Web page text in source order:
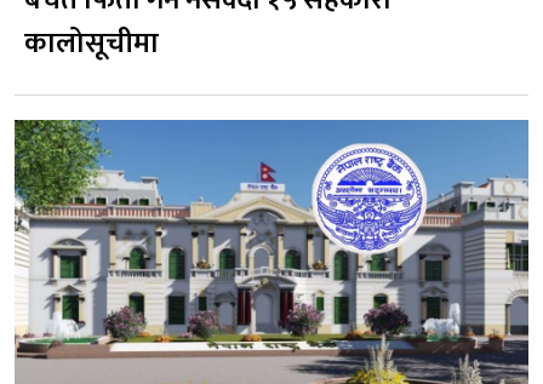
कालोसूचीमा